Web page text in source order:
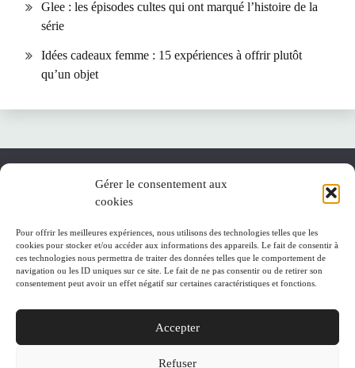
Gérer le consentement aux
cookies
Pour offrir les meilleures expériences, nous utilisons des technologies telles que les
cookies pour stocker et/ou accéder aux informations des appareils. Le fait de consentir à
ces technologies nous permettra de traiter des données telles que le comportement de
navigation ou les ID uniques sur ce site. Le fait de ne pas consentir ou de retirer son
consentement peut avoir un effet négatif sur certaines caractéristiques et fonctions.
Accepter
Refuser
Glee : les épisodes cultes qui ont marqué l’histoire de la
série
Idées cadeaux femme : 15 expériences à offrir plutôt
qu’un objet
Accueil
Plan du site
Politique de cookies (UE)